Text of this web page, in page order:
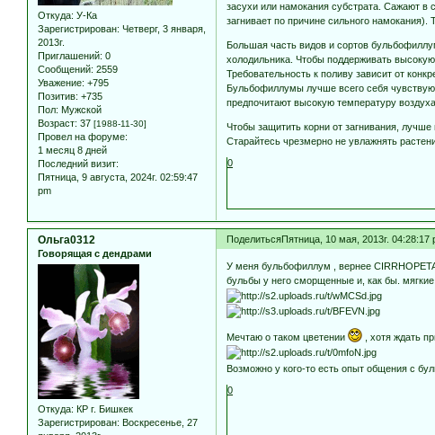
Откуда: У-Ка
Зарегистрирован: Четверг, 3 января,
2013г.
Приглашений: 0
Сообщений: 2559
Уважение: +795
Позитив: +735
Пол: Мужской
Возраст: 37 [1988-11-30]
Провел на форуме:
1 месяц 8 дней
Последний визит:
Пятница, 9 августа, 2024г. 02:59:47
pm
засухи или намокания субстрата. Сажают в
загнивает по причине сильного
Большая часть видов и сортов
холодильника. Чтобы поддерживать
Требовательность к поливу зависит от
Бульбофиллумы лучше всего себя
предпочитают высокую температуру
Чтобы защитить корни от загнивания,
Старайтесь чрезмерно не увлажнять
0
ПоделитьсяПятница, 10 мая, 2013г. 04:28:17
Ольга0312
Говорящая с дендрами
Откуда: КР г. Бишкек
Зарегистрирован: Воскресенье, 27
У меня бульбофиллум , вернее
бульбы у него сморщенные и, как бы.
Мечтаю о таком цветении , хотя ждать
Возможно у кого-то есть опыт общения с
0